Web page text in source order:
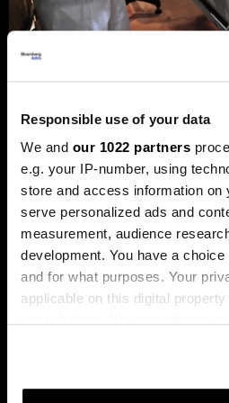
Responsible use of your data
We and our 1022 partners
e.g. your IP-number, using
store and access information on
serve personalized ads and
measurement, audience
development. You have a
and for what purposes. Your
applicable on this digital
Privreda FBiH
dvostruko brže
Analiza je predstavljena na
Udruženja poslodavaca
privatni sektor ostaje ključni
Od ukupno 28.634 privredna
posto čine privatne kompanije,
ukupnih prihoda i 95 posto